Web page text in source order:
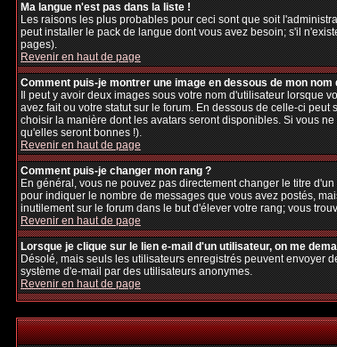
Ma langue n'est pas dans la liste !
Les raisons les plus probables pour ceci sont que soit
peut installer le pack de langue dont vous avez besoin; s'il
pages).
Revenir en haut de page
Comment puis-je montrer une image en dessous de mon
Il peut y avoir deux images sous votre nom d'utilisateur lorsque
avez fait ou votre statut sur le forum. En dessous de celle-ci
choisir la manière dont les avatars seront disponibles. Si vous
qu'elles seront bonnes !).
Revenir en haut de page
Comment puis-je changer mon rang ?
En général, vous ne pouvez pas directement changer le titre
pour indiquer le nombre de messages que vous avez postés,
inutilement sur le forum dans le but d'élever votre rang; vous
Revenir en haut de page
Lorsque je clique sur le lien e-mail d'un utilisateur, on me
Désolé, mais seuls les utilisateurs enregistrés peuvent envoyer
système d'e-mail par des utilisateurs anonymes.
Revenir en haut de page